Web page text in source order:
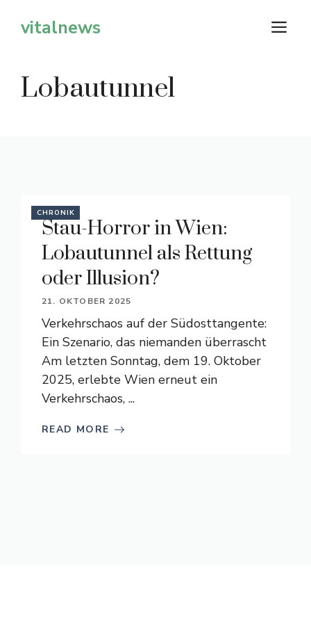
Inhaltvitalnews
Lobautunnel
CHRONIK
Stau-Horror in Wien:
Lobautunnel als Rettung
oder Illusion?
21. OKTOBER 2025
Verkehrschaos auf der Südosttangente:
Ein Szenario, das niemanden überrascht
Am letzten Sonntag, dem 19. Oktober
2025, erlebte Wien erneut ein
Verkehrschaos, ...
READ MORE